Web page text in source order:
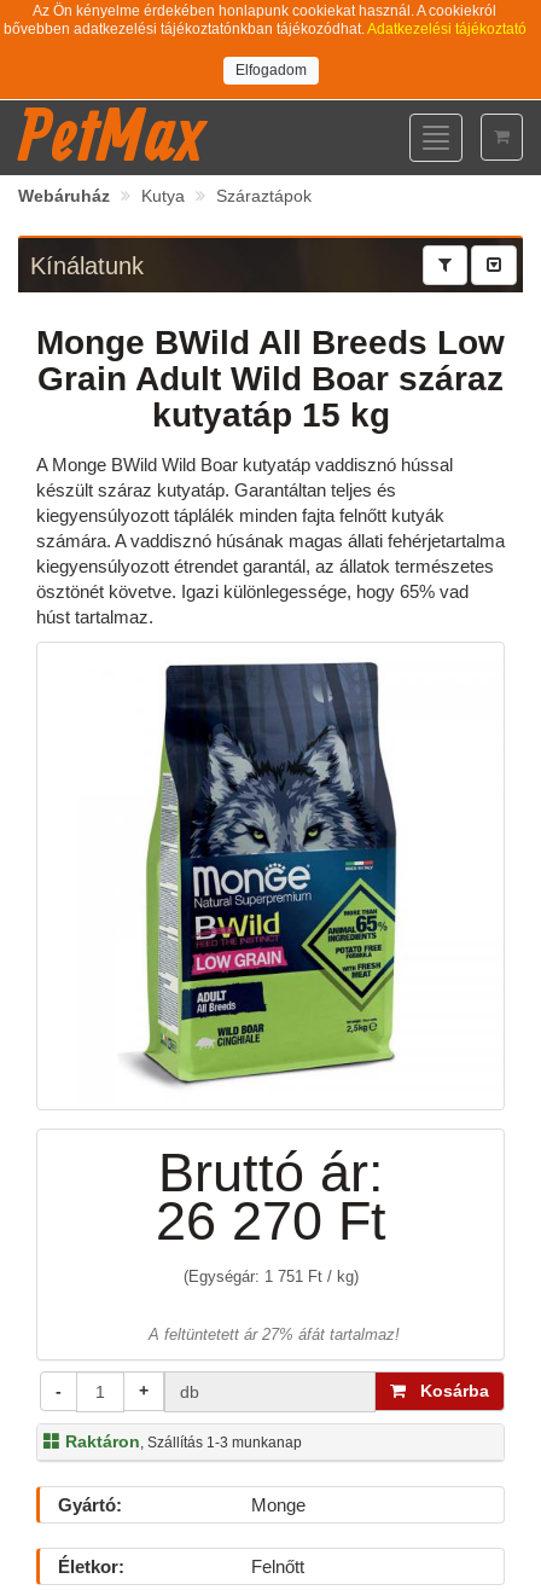
Az Ön kényelme érdekében honlapunk cookiekat használ. A cookiekról
bővebben adatkezelési tájékoztatónkban tájékozódhat.Adatkezelési tájékoztató
Elfogadom
PetMax
Toggle
navigation
Webáruház
Kutya Száraztápok
Kínálatunk
Monge BWild All Breeds Low
Grain Adult Wild Boar száraz
kutyatáp 15 kg
A Monge BWild Wild Boar kutyatáp vaddisznó hússal
készült száraz kutyatáp. Garantáltan teljes és
kiegyensúlyozott táplálék minden fajta felnőtt kutyák
számára. A vaddisznó húsának magas állati fehérjetartalma
kiegyensúlyozott étrendet garantál, az állatok természetes
ösztönét követve. Igazi különlegessége, hogy 65% vad
húst tartalmaz.
Bruttó ár:
26 270 Ft
(Egységár: 1 751 Ft / kg)
A feltüntetett ár 27% áfát tartalmaz!
- + db Kosárba
Raktáron, Szállítás 1-3 munkanap
Gyártó: Monge
Életkor: Felnőtt